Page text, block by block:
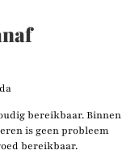
bereikbaar. Binnen
is geen probleem
bereikbaar.